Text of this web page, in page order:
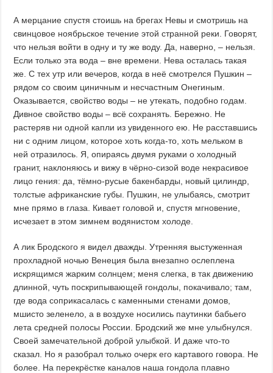
А мерцание спустя стоишь на брегах Невы и смотришь на
свинцовое ноябрьское течение этой странной реки. Говорят,
что нельзя войти в одну и ту же воду. Да, наверно, – нельзя.
Если только эта вода – вне времени. Нева осталась такая
же. С тех утр или вечеров, когда в неё смотрелся Пушкин –
рядом со своим циничным и несчастным Онегиным.
Оказывается, свойство воды – не утекать, подобно годам.
Дивное свойство воды – всё сохранять. Бережно. Не
растеряв ни одной капли из увиденного ею. Не расставшись
ни с одним лицом, которое хоть когда-то, хоть мельком в
ней отразилось. Я, опираясь двумя руками о холодный
гранит, наклоняюсь и вижу в чёрно-сизой воде некрасивое
лицо гения: да, тёмно-русые бакенбарды, новый цилиндр,
толстые африканские губы. Пушкин, не улыбаясь, смотрит
мне прямо в глаза. Кивает головой и, спустя мгновение,
исчезает в этом зимнем водянистом холоде.
А лик Бродского я видел дважды. Утренняя выстуженная
прохладной ночью Венеция была внезапно ослеплена
искрящимся жарким солнцем; меня слегка, в так движению
длинной, чуть поскрипывающей гондолы, покачивало; там,
где вода соприкасалась с каменными стенами домов,
мшисто зеленело, а в воздухе носились паутинки бабьего
лета средней полосы России. Бродский же мне улыбнулся.
Своей замечательной доброй улыбкой. И даже что-то
сказал. Но я разобрал только очерк его картавого говора. Не
более. На перекрёстке каналов наша гондола плавно